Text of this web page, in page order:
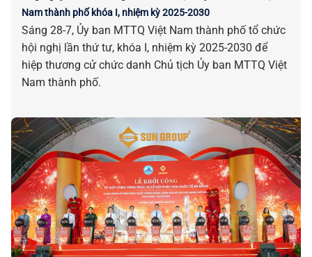
Nam thành phố khóa I, nhiệm kỳ 2025-2030
Sáng 28-7, Ủy ban MTTQ Việt Nam thành phố tổ chức
hội nghị lần thứ tư, khóa I, nhiệm kỳ 2025-2030 để
hiệp thương cử chức danh Chủ tịch Ủy ban MTTQ Việt
Nam thành phố.